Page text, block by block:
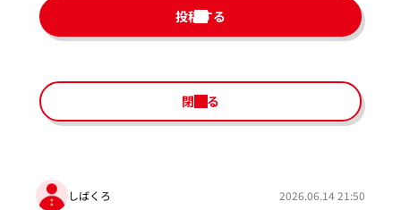
投稿する
閉じる
しばくろ 2026.06.14 21:50